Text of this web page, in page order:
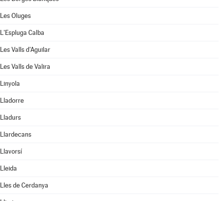
Les Oluges
L'Espluga Calba
Les Valls d'Aguilar
Les Valls de Valira
Linyola
Lladorre
Lladurs
Llardecans
Llavorsí
Lleida
Lles de Cerdanya